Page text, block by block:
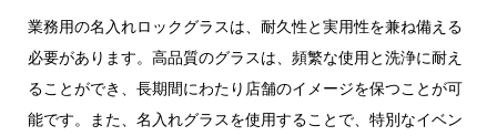
業務用の名入れロックグラスは、耐久性と実用性を兼ね備える
必要があります。高品質のグラスは、頻繁な使用と洗浄に耐え
ることができ、長期間にわたり店舗のイメージを保つことが可
能です。また、名入れグラスを使用することで、特別なイベン